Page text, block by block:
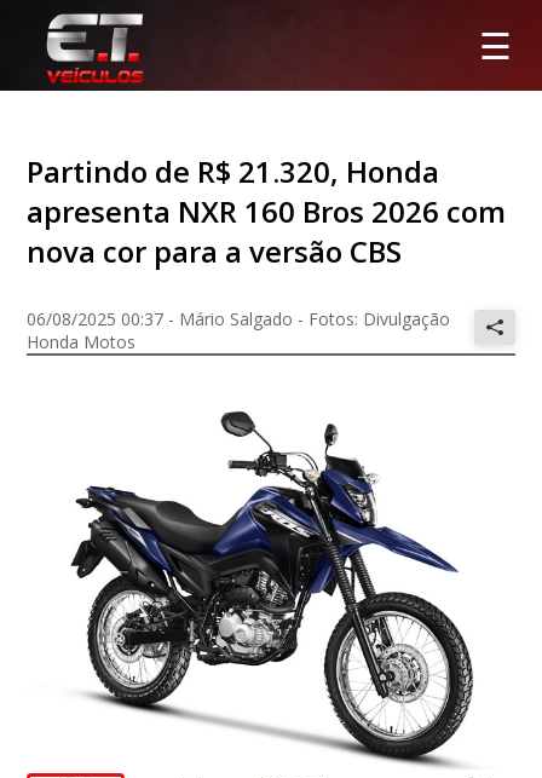
☰
Partindo de R$ 21.320, Honda
apresenta NXR 160 Bros 2026 com
nova cor para a versão CBS
06/08/2025 00:37 - Mário Salgado - Fotos: Divulgação
Honda Motos